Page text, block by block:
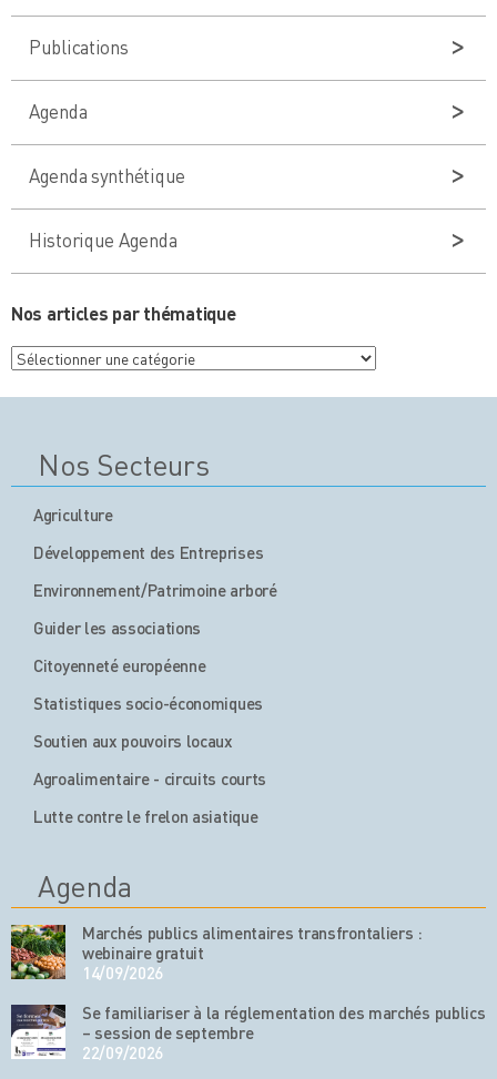
Publications
Agenda
Agenda synthétique
Historique Agenda
Nos articles par thématique
Nos
articles
Nos Secteurs
Agriculture
Développement des Entreprises
Environnement/Patrimoine arboré
Guider les associations
Citoyenneté européenne
Statistiques socio-économiques
Soutien aux pouvoirs locaux
Agroalimentaire - circuits courts
Lutte contre le frelon asiatique
Agenda
Marchés publics alimentaires transfrontaliers :
webinaire gratuit
14/09/2026
Se familiariser à la réglementation des marchés publics
– session de septembre
22/09/2026